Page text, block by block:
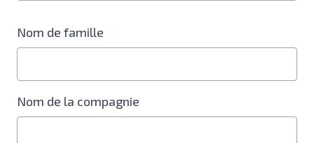
Nom de famille
Nom de la compagnie